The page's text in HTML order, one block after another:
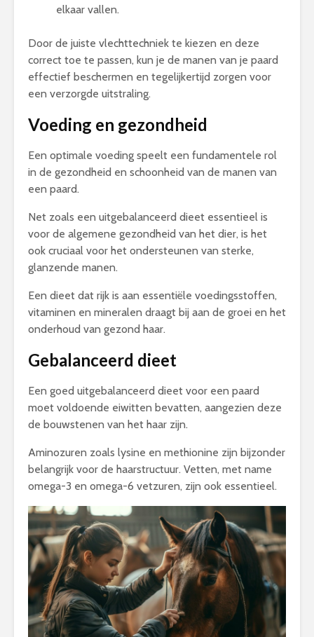
elkaar vallen.
Door de juiste vlechttechniek te kiezen en deze
correct toe te passen, kun je de manen van je paard
effectief beschermen en tegelijkertijd zorgen voor
een verzorgde uitstraling.
Voeding en gezondheid
Een optimale voeding speelt een fundamentele rol
in de gezondheid en schoonheid van de manen van
een paard.
Net zoals een uitgebalanceerd dieet essentieel is
voor de algemene gezondheid van het dier, is het
ook cruciaal voor het ondersteunen van sterke,
glanzende manen.
Een dieet dat rijk is aan essentiële voedingsstoffen,
vitaminen en mineralen draagt bij aan de groei en het
onderhoud van gezond haar.
Gebalanceerd dieet
Een goed uitgebalanceerd dieet voor een paard
moet voldoende eiwitten bevatten, aangezien deze
de bouwstenen van het haar zijn.
Aminozuren zoals lysine en methionine zijn bijzonder
belangrijk voor de haarstructuur. Vetten, met name
omega-3 en omega-6 vetzuren, zijn ook essentieel.